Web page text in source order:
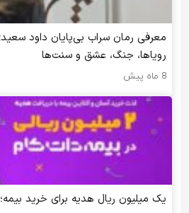
معرفی رمان سراب بی‌پایان داود
رویاها، جنگ، عشق و سنت‌ها
8 ماه پیش
یک میلیون ریال هدیه برای خرید